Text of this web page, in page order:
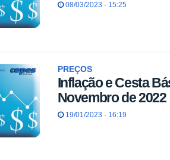
08/03/2023 - 15:25
PREÇOS
Inflação e Cesta
Novembro de 2022
19/01/2023 - 16:19